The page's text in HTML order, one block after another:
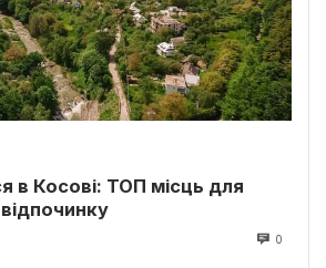
в Косові: ТОП місць для
0